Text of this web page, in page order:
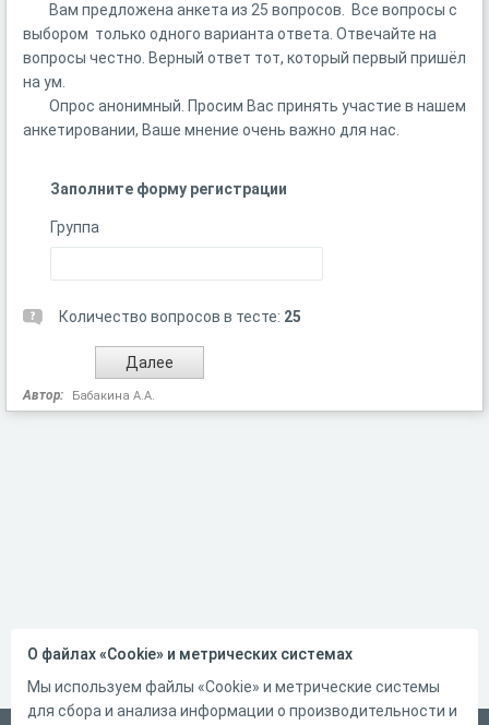
Вам предложена анкета из 25 вопросов. Все вопросы с
выбором только одного варианта ответа. Отвечайте на
вопросы честно. Верный ответ тот, который первый пришёл
на ум.
Опрос анонимный. Просим Вас принять участие в нашем
анкетировании, Ваше мнение очень важно для нас.
Заполните форму регистрации
Группа
Количество вопросов в тесте: 25
Автор: Бабакина А.А.
О файлах «Cookie» и метрических системах
Мы используем файлы «Cookie» и метрические системы
для сбора и анализа информации о производительности и